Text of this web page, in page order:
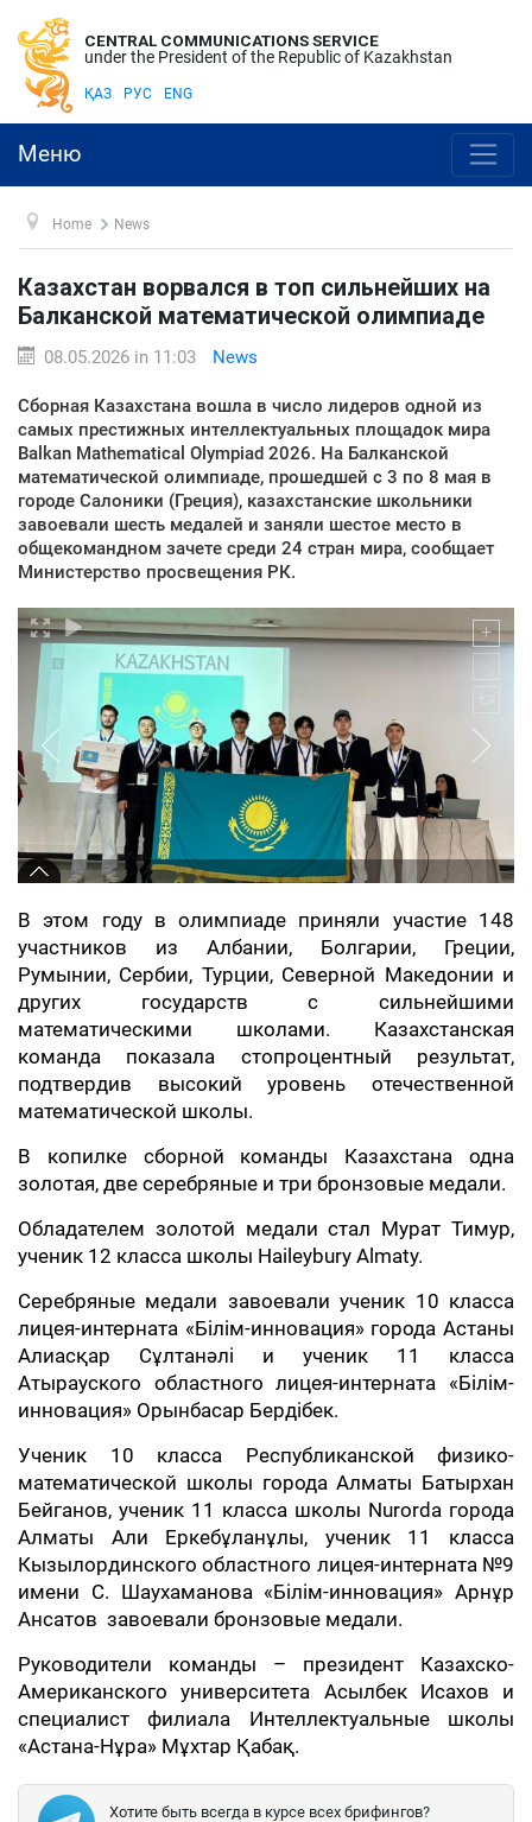
CENTRAL COMMUNICATIONS SERVICE
under the President of the Republic of Kazakhstan
ҚАЗ РУС ENG
Меню
Home News
Казахстан ворвался в топ сильнейших на
Балканской математической олимпиаде
08.05.2026 in 11:03 News
Сборная Казахстана вошла в число лидеров одной из
самых престижных интеллектуальных площадок мира
Balkan Mathematical Olympiad 2026. На Балканской
математической олимпиаде, прошедшей с 3 по 8 мая в
городе Салоники (Греция), казахстанские школьники
завоевали шесть медалей и заняли шестое место в
общекомандном зачете среди 24 стран мира, сообщает
Министерство просвещения РК.
В этом году в олимпиаде приняли участие 148
участников из Албании, Болгарии, Греции,
Румынии, Сербии, Турции, Северной Македонии и
других государств с сильнейшими
математическими школами. Казахстанская
команда показала стопроцентный результат,
подтвердив высокий уровень отечественной
математической школы.
В копилке сборной команды Казахстана одна
золотая, две серебряные и три бронзовые медали.
Обладателем золотой медали стал Мурат Тимур,
ученик 12 класса школы Haileybury Almaty.
Серебряные медали завоевали ученик 10 класса
лицея-интерната «Білім-инновация» города Астаны
Алиасқар Сұлтанәлі и ученик 11 класса
Атырауского областного лицея-интерната «Білім-
инновация» Орынбасар Бердібек.
Ученик 10 класса Республиканской физико-
математической школы города Алматы Батырхан
Бейганов, ученик 11 класса школы Nurorda города
Алматы Али Еркебұланұлы, ученик 11 класса
Кызылординского областного лицея-интерната №9
имени С. Шаухаманова «Білім-инновация» Арнұр
Ансатов завоевали бронзовые медали.
Руководители команды – президент Казахско-
Американского университета Асылбек Исахов и
специалист филиала Интеллектуальные школы
«Астана-Нұра» Мұхтар Қабақ.
Хотите быть всегда в курсе всех брифингов?